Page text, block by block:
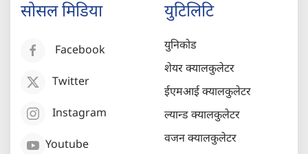
सोसल मिडिया
Facebook
Twitter
Instagram
Youtube
युटिलिटि
युनिकोड
शेयर क्यालकुलेटर
ईएमआई क्यालकुलेटर
ल्यान्ड क्यालकुलेटर
वजन क्यालकुलेटर